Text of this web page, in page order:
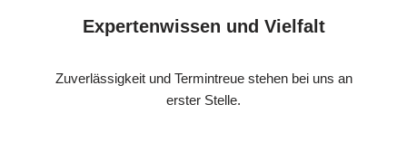
Expertenwissen und Vielfalt
Zuverlässigkeit und Termintreue stehen bei uns an
erster Stelle.